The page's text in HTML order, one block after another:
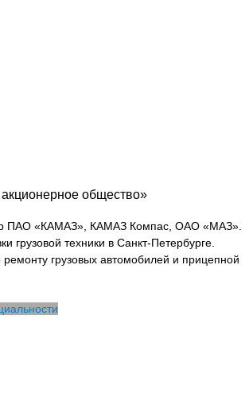
общество»
ПАО «КАМАЗ», КАМАЗ Компас, ОАО «МАЗ».
грузовой техники в Санкт-Петербурге.
грузовых автомобилей и прицепной